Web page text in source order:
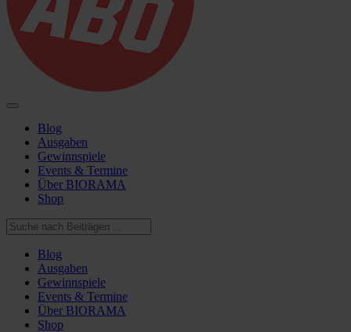
Blog
Ausgaben
Gewinnspiele
Events & Termine
Über BIORAMA
Shop
Blog
Ausgaben
Gewinnspiele
Events & Termine
Über BIORAMA
Shop